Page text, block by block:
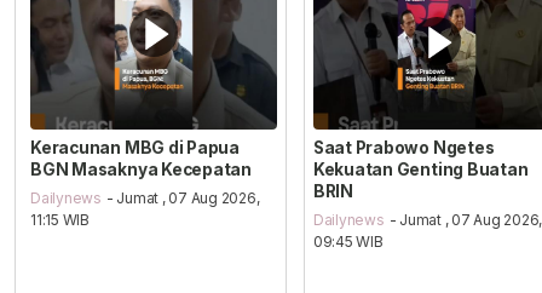
Keracunan MBG di Papua
BGN Masaknya Kecepatan
Dailynews - Jumat , 07 Aug 2026,
11:15 WIB
Saat Prabowo Ngetes
Kekuatan Genting Buatan
BRIN
Dailynews - Jumat , 07 Aug 2026,
09:45 WIB